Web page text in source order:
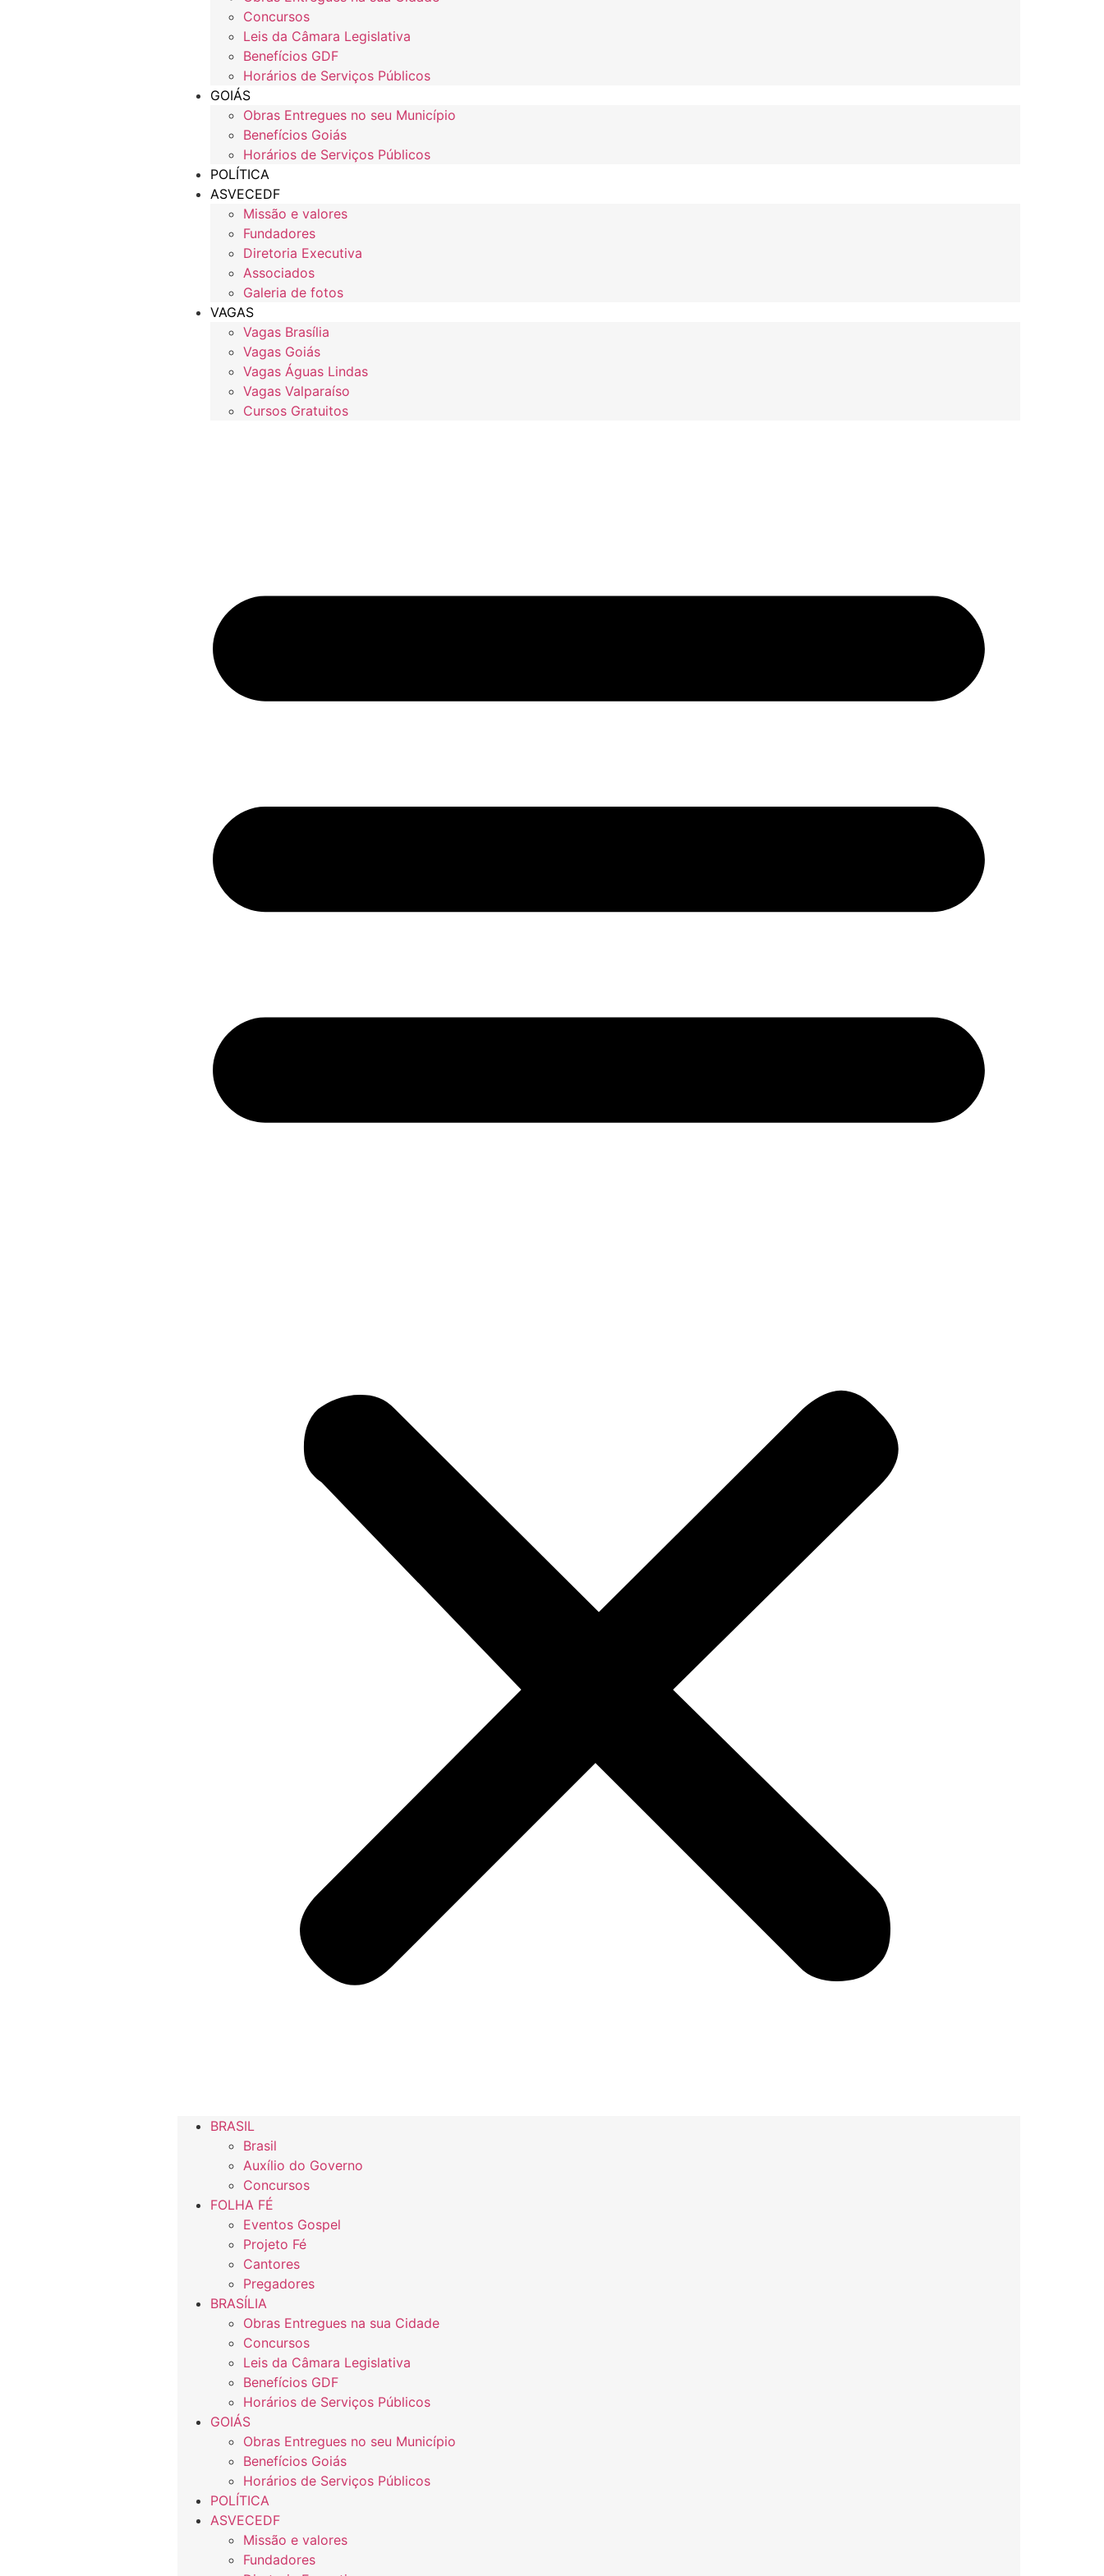
Concursos
Leis da Câmara Legislativa
Benefícios GDF
Horários de Serviços Públicos
GOIÁS
Obras Entregues no seu Município
Benefícios Goiás
Horários de Serviços Públicos
POLÍTICA
ASVECEDF
Missão e valores
Fundadores
Diretoria Executiva
Associados
Galeria de fotos
VAGAS
Vagas Brasília
Vagas Goiás
Vagas Águas Lindas
Vagas Valparaíso
Cursos Gratuitos
BRASIL
Brasil
Auxílio do Governo
Concursos
FOLHA FÉ
Eventos Gospel
Projeto Fé
Cantores
Pregadores
BRASÍLIA
Obras Entregues na sua Cidade
Concursos
Leis da Câmara Legislativa
Benefícios GDF
Horários de Serviços Públicos
GOIÁS
Obras Entregues no seu Município
Benefícios Goiás
Horários de Serviços Públicos
POLÍTICA
ASVECEDF
Missão e valores
Fundadores